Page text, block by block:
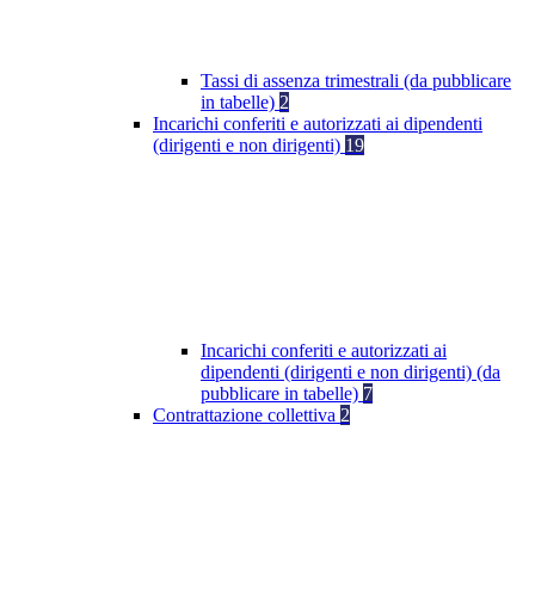
Tassi di assenza trimestrali (da pubblicare
in tabelle) 2
Incarichi conferiti e autorizzati ai dipendenti
(dirigenti e non dirigenti) 19
Incarichi conferiti e autorizzati ai
dipendenti (dirigenti e non dirigenti) (da
pubblicare in tabelle) 7
Contrattazione collettiva 2